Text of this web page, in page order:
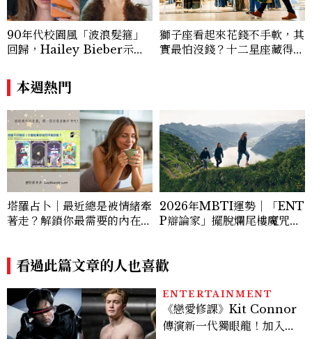
醒，綻放屬於自己獨特的光芒。
90年代校園風「波浪髮箍」
回歸，Hailey Bieber示範
u髮箍未開賣先爆紅！
獅子座看起來花錢不手軟，其
實最怕沒錢？十二星座藏得最
本週熱門
塔羅占卜｜最近總是被情緒牽
著走？解鎖你最需要的內在平
2026年MBTI運勢｜「ENT
P辯論家」擺脫爛尾樓魔咒，
看過此篇文章的人也喜歡
ENTERTAINMENT
《戀愛修課》Kit Connor
傳演新一代獨眼龍！加入新